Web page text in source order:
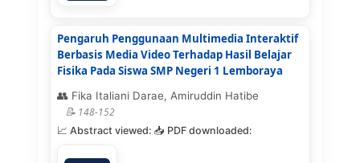
Pengaruh Penggunaan Multimedia Interaktif
Berbasis Media Video Terhadap Hasil Belajar
Fisika Pada Siswa SMP Negeri 1 Lemboraya
Fika Italiani Darae, Amiruddin Hatibe
148-152